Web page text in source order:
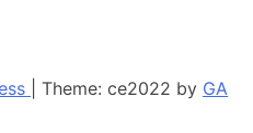
Theme: ce2022 by GA